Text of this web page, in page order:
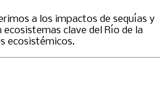
a los impactos de sequías y
clave del Río de la
ecosistémicos.